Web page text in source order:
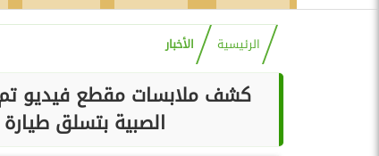
الرئيسية الأخبار
كشف ملابسات مقطع فيديو تم
الصبية بتسلق